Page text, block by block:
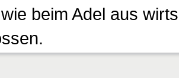
beim Adel aus